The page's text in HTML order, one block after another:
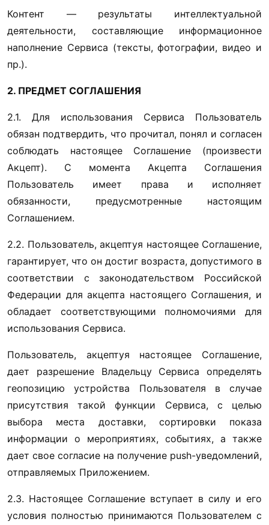
Контент — результаты интеллектуальной
деятельности, составляющие информационное
наполнение Сервиса (тексты, фотографии, видео и
пр.).
2. ПРЕДМЕТ СОГЛАШЕНИЯ
2.1. Для использования Сервиса Пользователь
обязан подтвердить, что прочитал, понял и согласен
соблюдать настоящее Соглашение (произвести
Акцепт). С момента Акцепта Соглашения
Пользователь имеет права и исполняет
обязанности, предусмотренные настоящим
Соглашением.
2.2. Пользователь, акцептуя настоящее Соглашение,
гарантирует, что он достиг возраста, допустимого в
соответствии с законодательством Российской
Федерации для акцепта настоящего Соглашения, и
обладает соответствующими полномочиями для
использования Сервиса.
Пользователь, акцептуя настоящее Соглашение,
дает разрешение Владельцу Сервиса определять
геопозицию устройства Пользователя в случае
присутствия такой функции Сервиса, с целью
выбора места доставки, сортировки показа
информации о мероприятиях, событиях, а также
дает свое согласие на получение push-уведомлений,
отправляемых Приложением.
2.3. Настоящее Соглашение вступает в силу и его
условия полностью принимаются Пользователем с